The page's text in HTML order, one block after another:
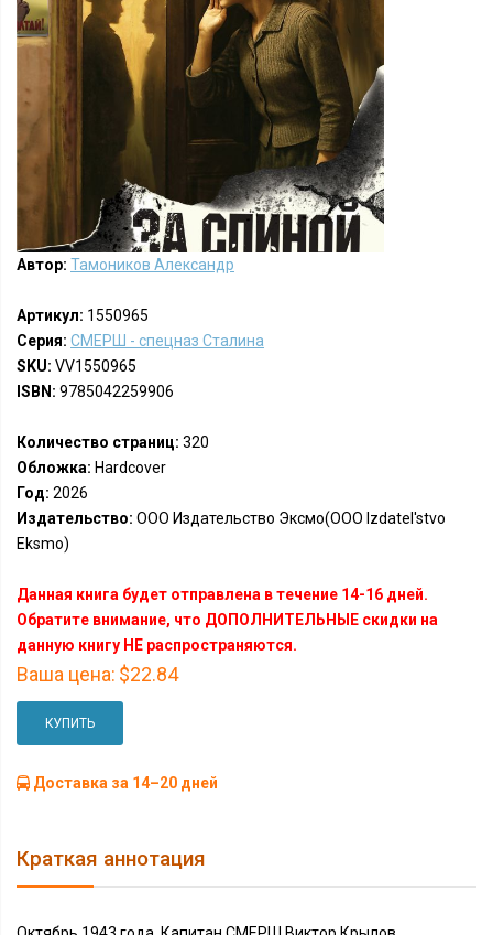
Автор: Тамоников Александр
Артикул: 1550965
Серия: СМЕРШ - спецназ Сталина
SKU: VV1550965
ISBN: 9785042259906
Количество страниц: 320
Обложка: Hardcover
Год: 2026
Издательство: ООО Издательство Эксмо(OOO Izdatel'stvo
Eksmo)
Данная книга будет отправлена в течение 14-16 дней.
Обратите внимание, что ДОПОЛНИТЕЛЬНЫЕ скидки на
данную книгу НЕ распространяются.
Ваша цена: $22.84
КУПИТЬ
Доставка за 14–20 дней
Краткая аннотация